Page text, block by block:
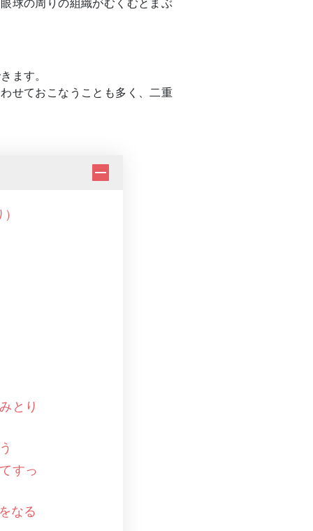
ます。
せておこなうことも多く、二重
とり
すっ
なる